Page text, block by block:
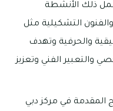
ذلك الأنشطة
التشكيلية مثل
والحرفية وتهدف
والتعبير الفني وتعزيز
المقدمة في مركز دبي